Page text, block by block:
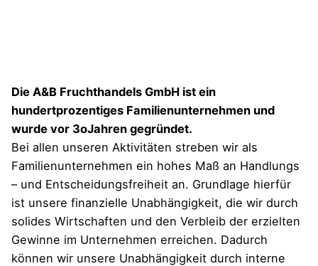
Die A&B Fruchthandels GmbH ist ein
hundertprozentiges Familienunternehmen und
wurde vor 3oJahren gegründet.
Bei allen unseren Aktivitäten streben wir als
Familienunternehmen ein hohes Maß an Handlungs
– und Entscheidungsfreiheit an. Grundlage hierfür
ist unsere finanzielle Unabhängigkeit, die wir durch
solides Wirtschaften und den Verbleib der erzielten
Gewinne im Unternehmen erreichen. Dadurch
können wir unsere Unabhängigkeit durch interne